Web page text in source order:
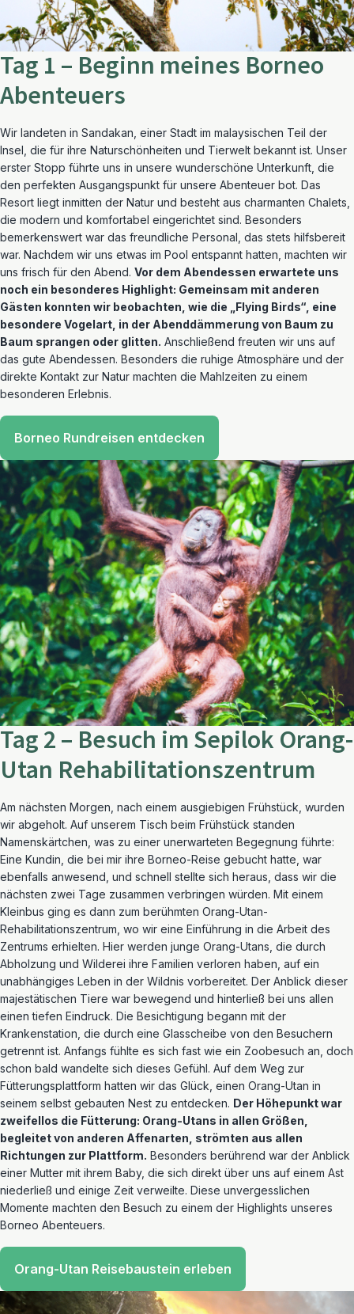
Tag 1 – Beginn meines Borneo
Abenteuers
Wir landeten in Sandakan, einer Stadt im malaysischen Teil der
Insel, die für ihre Naturschönheiten und Tierwelt bekannt ist. Unser
erster Stopp führte uns in unsere wunderschöne Unterkunft, die
den perfekten Ausgangspunkt für unsere Abenteuer bot. Das
Resort liegt inmitten der Natur und besteht aus charmanten Chalets,
die modern und komfortabel eingerichtet sind. Besonders
bemerkenswert war das freundliche Personal, das stets hilfsbereit
war. Nachdem wir uns etwas im Pool entspannt hatten, machten wir
uns frisch für den Abend. Vor dem Abendessen erwartete uns
noch ein besonderes Highlight: Gemeinsam mit anderen
Gästen konnten wir beobachten, wie die „Flying Birds“, eine
besondere Vogelart, in der Abenddämmerung von Baum zu
Baum sprangen oder glitten. Anschließend freuten wir uns auf
das gute Abendessen. Besonders die ruhige Atmosphäre und der
direkte Kontakt zur Natur machten die Mahlzeiten zu einem
besonderen Erlebnis.
Borneo Rundreisen entdecken
Tag 2 – Besuch im Sepilok Orang-
Utan Rehabilitationszentrum
Am nächsten Morgen, nach einem ausgiebigen Frühstück, wurden
wir abgeholt. Auf unserem Tisch beim Frühstück standen
Namenskärtchen, was zu einer unerwarteten Begegnung führte:
Eine Kundin, die bei mir ihre Borneo-Reise gebucht hatte, war
ebenfalls anwesend, und schnell stellte sich heraus, dass wir die
nächsten zwei Tage zusammen verbringen würden. Mit einem
Kleinbus ging es dann zum berühmten Orang-Utan-
Rehabilitationszentrum, wo wir eine Einführung in die Arbeit des
Zentrums erhielten. Hier werden junge Orang-Utans, die durch
Abholzung und Wilderei ihre Familien verloren haben, auf ein
unabhängiges Leben in der Wildnis vorbereitet. Der Anblick dieser
majestätischen Tiere war bewegend und hinterließ bei uns allen
einen tiefen Eindruck. Die Besichtigung begann mit der
Krankenstation, die durch eine Glasscheibe von den Besuchern
getrennt ist. Anfangs fühlte es sich fast wie ein Zoobesuch an, doch
schon bald wandelte sich dieses Gefühl. Auf dem Weg zur
Fütterungsplattform hatten wir das Glück, einen Orang-Utan in
seinem selbst gebauten Nest zu entdecken. Der Höhepunkt war
zweifellos die Fütterung: Orang-Utans in allen Größen,
begleitet von anderen Affenarten, strömten aus allen
Richtungen zur Plattform. Besonders berührend war der Anblick
einer Mutter mit ihrem Baby, die sich direkt über uns auf einem Ast
niederließ und einige Zeit verweilte. Diese unvergesslichen
Momente machten den Besuch zu einem der Highlights unseres
Borneo Abenteuers.
Orang-Utan Reisebaustein erleben